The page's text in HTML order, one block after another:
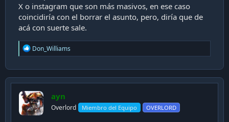
X o instagram que son más masivos, en ese caso
coincidiría con el borrar el asunto, pero, diría que de
acá con suerte sale.
R
e
c
t
o
n
s
Don_Williams
ayn
Overlord Miembro del Equipo OVERLORD